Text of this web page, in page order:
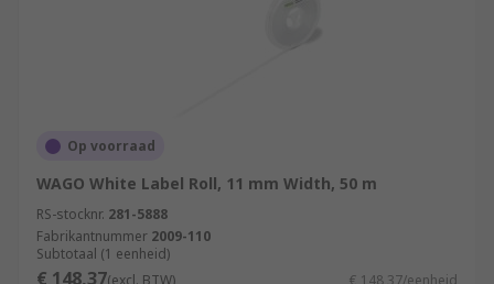
Op voorraad
WAGO White Label Roll, 11 mm Width, 50 m
RS-stocknr. 281-5888
Fabrikantnummer 2009-110
Subtotaal (1 eenheid)
€ 148,37(excl. BTW) € 148,37/eenheid